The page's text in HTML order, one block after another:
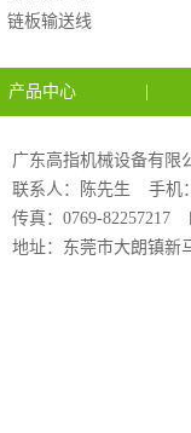
链板输送线
产品中心
广东高指机械设备有限
联系人：陈先生
手机
传真：0769-82257217
地址：东莞市大朗镇新